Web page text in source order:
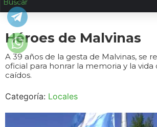
Héroes de Malvinas
A 39 años de la gesta de Malvinas, se
oficial para honrar la memoria y la vida
caídos.
Categoría: Locales